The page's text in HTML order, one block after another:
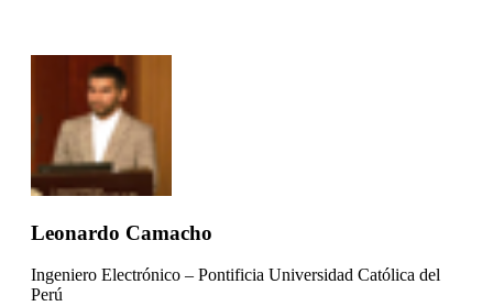
Leonardo Camacho
Ingeniero Electrónico – Pontificia Universidad Católica del
Perú